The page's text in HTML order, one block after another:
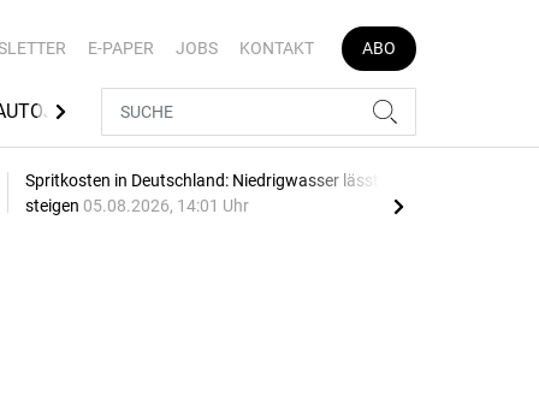
E-PAPER JOBS KONTAKT ABO
Spritkosten in Deutschland: Niedrigwasser lässt Preise
steigen 05.08.2026, 14:01 Uhr